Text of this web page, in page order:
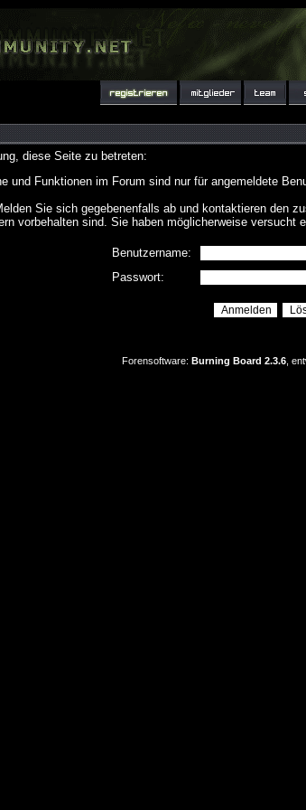
diese Seite zu betreten:
und Funktionen im Forum sind nur für angemeldete
Sie sich gegebenenfalls ab und kontaktieren den
vorbehalten sind. Sie haben möglicherweise versucht
Benutzername:
Passwort:
Forensoftware: Burning Board 2.3.6,